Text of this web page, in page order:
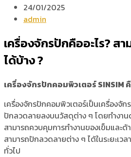
24/01/2025
admin
เครื่องจักรปักคืออะไร? สา
ได้บ้าง ?
เครื่องจักรปักคอมพิวเตอร์ SINSIM
เครื่องจักรปักคอมพิวเตอร์เป็นเครื่องจัก
ปักลวดลายลงบนวัสดุต่าง ๆ โดยทำงา
สามารถควบคุมการทำงานของเข็มและด้
สามารถปักลวดลายต่าง ๆ ได้ในระยะเว
ทั่วไป